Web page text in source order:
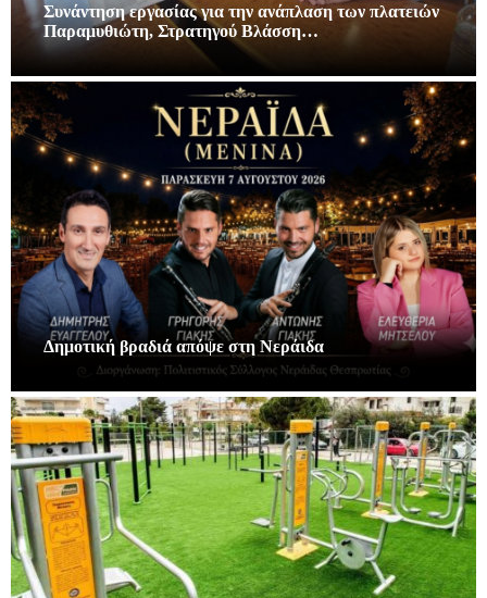
Συνάντηση εργασίας για την ανάπλαση των πλατειών
Παραμυθιώτη, Στρατηγού Βλάσση…
Δημοτική βραδιά απόψε στη Νεράιδα